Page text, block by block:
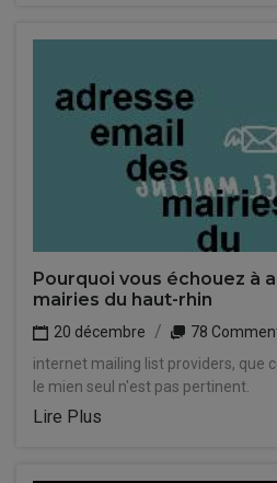
Pourquoi vous échouez à
mairies du haut-rhin
20 décembre
78
internet mailing list providers, que
le mien seul n'est pas pertinent.
Lire Plus